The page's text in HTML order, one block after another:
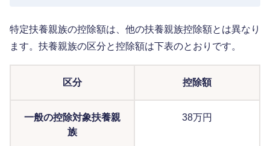
特定扶養親族の控除額は、他の扶養親族控除額とは異なり
ます。扶養親族の区分と控除額は下表のとおりです。
区分 控除額
一般の控除対象扶養親
族
38万円